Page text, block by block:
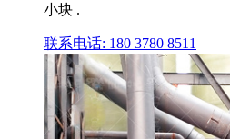
小块 .
联系电话: 180 3780 8511